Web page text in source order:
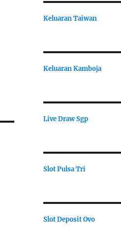
Keluaran Taiwan
Keluaran Kamboja
Live Draw Sgp
Slot Pulsa Tri
Slot Deposit Ovo